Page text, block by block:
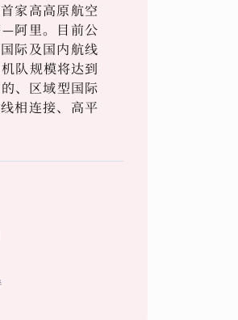
家高高原航空
阿里。目前公
际及国内航线
队规模将达到
、区域型国际
相连接、高平